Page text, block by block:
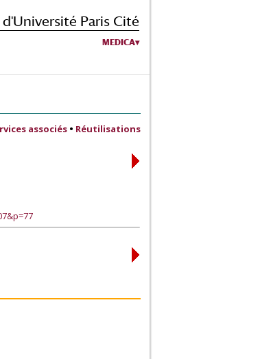
Paris Cité
MEDICA
associés • Réutilisations